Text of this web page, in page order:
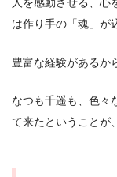
は作り手の「魂」が
豊富な経験があるか
なつも千遥も、色々
て来たということが